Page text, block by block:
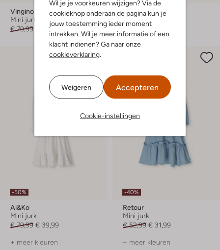
Wil je je voorkeuren wijzigen? Via de
cookieknop onderaan de pagina kun je
jouw toestemming ieder moment
intrekken. Wil je meer informatie of een
klacht indienen? Ga naar onze
cookieverklaring.
Weigeren Accepteren
Cookie-instellingen
Vingino
Mini jurk
€ 79,99
€ 39,99
Baje Studio
Mini jurk
€ 73,99
€ 43,99
-50%
Ai&ko
Mini jurk
€ 79,99 € 39,99
+ meer kleuren
-40%
Retour
Mini jurk
€ 52,99 € 31,99
+ meer kleuren